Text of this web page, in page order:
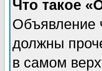
Что такое
Объявление
должны
в самом